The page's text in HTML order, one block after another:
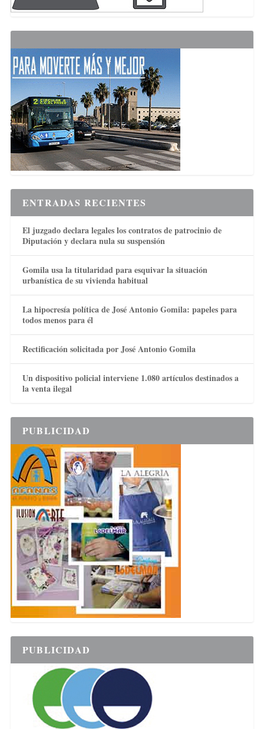
ENTRADAS RECIENTES
El juzgado declara legales los contratos de patrocinio de
Diputación y declara nula su suspensión
Gomila usa la titularidad para esquivar la situación
urbanística de su vivienda habitual
La hipocresía política de José Antonio Gomila: papeles para
todos menos para él
Rectificación solicitada por José Antonio Gomila
Un dispositivo policial interviene 1.080 artículos destinados a
la venta ilegal
PUBLICIDAD
PUBLICIDAD